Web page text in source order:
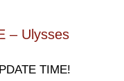
– Ulysses
TIME!